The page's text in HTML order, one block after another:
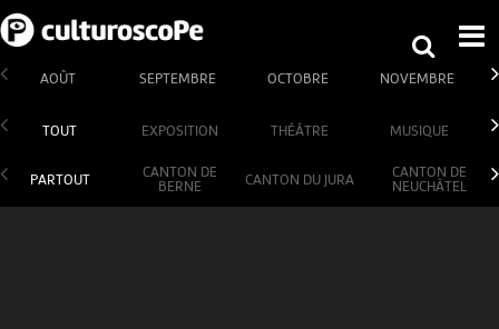
AOÛT SEPTEMBRE OCTOBRE NOVEMBRE
TOUT EXPOSITION THÉÂTRE MUSIQUE
PARTOUT
CANTON DE
BERNE
CANTON DU JURA
CANTON DE
NEUCHÂTEL